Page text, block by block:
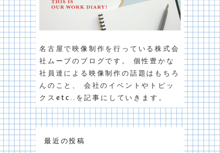
名古屋で映像制作を行っている株式会
社ムーブのブログです。 個性豊かな
社員達による映像制作の話題はもちろ
んのこと、 会社のイベントやトピッ
クスetc..を記事にしていきます。
最近の投稿